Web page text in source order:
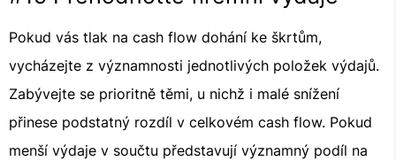
Pokud vás tlak na cash flow dohání ke škrtům,
vycházejte z významnosti jednotlivých položek výdajů.
Zabývejte se prioritně těmi, u nichž i malé snížení
přinese podstatný rozdíl v celkovém cash flow. Pokud
menší výdaje v součtu představují významný podíl na